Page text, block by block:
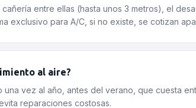
entre ellas (hasta unos 3 metros), el
exclusivo para A/C, si no existe, se cotizan
al aire?
vez al año, antes del verano, que cuesta
reparaciones costosas.